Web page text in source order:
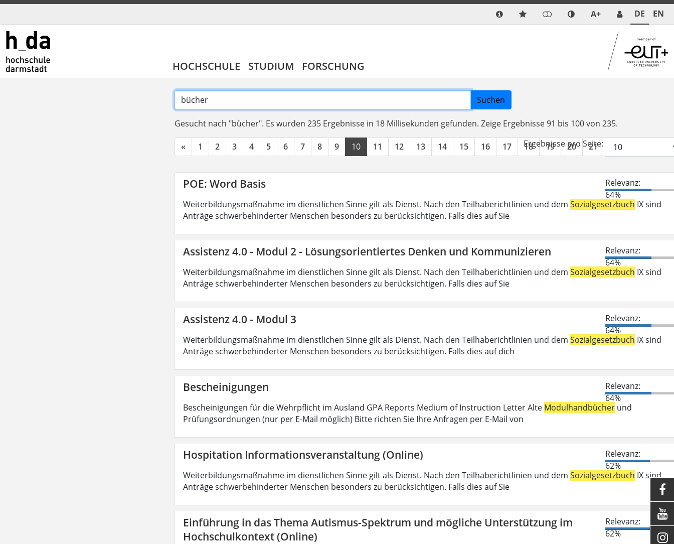
A+ DE EN
HOCHSCHULE STUDIUM FORSCHUNG
Suchen
Gesucht nach "bücher". Es wurden 235 Ergebnisse in 18 Millisekunden gefunden. Zeige Ergebnisse 91 bis 100 von 235.
« 1 2 3 4 5 6 7 8 9 10 11 12 13 14 15 16 17 18 19 20 21 22
Ergebnisse pro Seite:
POE: Word Basis
Relevanz:
64%
Weiterbildungsmaßnahme im dienstlichen Sinne gilt als Dienst. Nach den Teilhaberichtlinien und dem Sozialgesetzbuch IX sind
Anträge schwerbehinderter Menschen besonders zu berücksichtigen. Falls dies auf Sie
Assistenz 4.0 - Modul 2 - Lösungsorientiertes Denken und Kommunizieren
Relevanz:
64%
Weiterbildungsmaßnahme im dienstlichen Sinne gilt als Dienst. Nach den Teilhaberichtlinien und dem Sozialgesetzbuch IX sind
Anträge schwerbehinderter Menschen besonders zu berücksichtigen. Falls dies auf Sie
Assistenz 4.0 - Modul 3
Relevanz:
64%
Weiterbildungsmaßnahme im dienstlichen Sinne gilt als Dienst. Nach den Teilhaberichtlinien und dem Sozialgesetzbuch IX sind
Anträge schwerbehinderter Menschen besonders zu berücksichtigen. Falls dies auf dich
Bescheinigungen
Relevanz:
64%
Bescheinigungen für die Wehrpflicht im Ausland GPA Reports Medium of Instruction Letter Alte Modulhandbücher und
Prüfungsordnungen (nur per E-Mail möglich) Bitte richten Sie Ihre Anfragen per E-Mail von
Hospitation Informationsveranstaltung (Online)
Relevanz:
62%
Weiterbildungsmaßnahme im dienstlichen Sinne gilt als Dienst. Nach den Teilhaberichtlinien und dem Sozialgesetzbuch IX sind
Anträge schwerbehinderter Menschen besonders zu berücksichtigen. Falls dies auf Sie
Einführung in das Thema Autismus-Spektrum und mögliche Unterstützung im
Hochschulkontext (Online)
Relevanz:
62%


